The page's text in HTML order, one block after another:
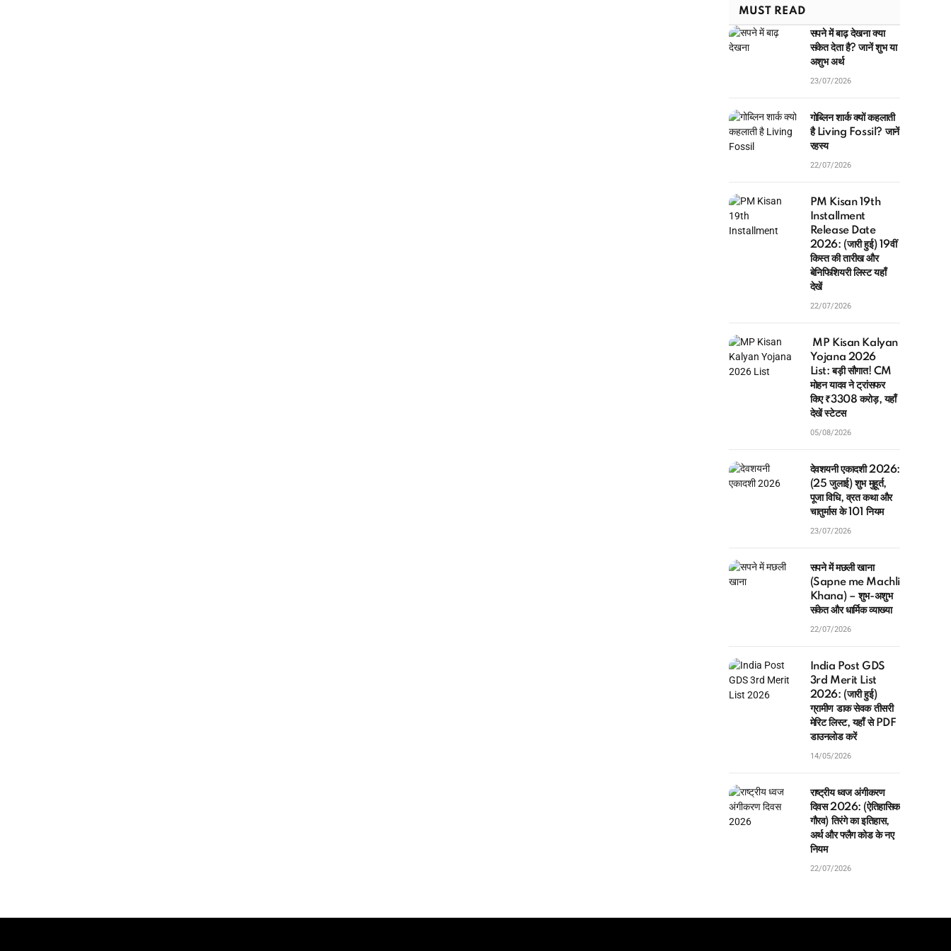
MUST READ
सपने में बाढ़ देखना क्या
संकेत देता है? जानें शुभ या
अशुभ अर्थ
23/07/2026
गोब्लिन शार्क क्यों कहलाती
है Living Fossil? जानें
रहस्य
22/07/2026
PM Kisan 19th
Installment
Release Date
2026: (जारी हुई) 19वीं
किस्त की तारीख और
बेनिफिशियरी लिस्ट यहाँ
देखें
22/07/2026
MP Kisan Kalyan
Yojana 2026
List: बड़ी सौगात! CM
मोहन यादव ने ट्रांसफर
किए ₹3308 करोड़, यहाँ
देखें स्टेटस
05/08/2026
देवशयनी एकादशी 2026:
(25 जुलाई) शुभ मुहूर्त,
पूजा विधि, व्रत कथा और
चातुर्मास के 101 नियम
23/07/2026
सपने में मछली खाना
(Sapne me Machli
Khana) – शुभ-अशुभ
संकेत और धार्मिक व्याख्या
22/07/2026
India Post GDS
3rd Merit List
2026: (जारी हुई)
ग्रामीण डाक सेवक तीसरी
मेरिट लिस्ट, यहाँ से PDF
डाउनलोड करें
14/05/2026
राष्ट्रीय ध्वज अंगीकरण
दिवस 2026: (ऐतिहासिक
गौरव) तिरंगे का इतिहास,
अर्थ और फ्लैग कोड के नए
नियम
22/07/2026